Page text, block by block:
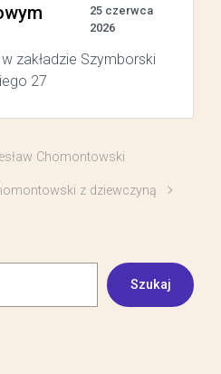
25 czerwca
2026
zakładzie Szymborski
27
Chomontowski
z dziewczyną
Szukaj